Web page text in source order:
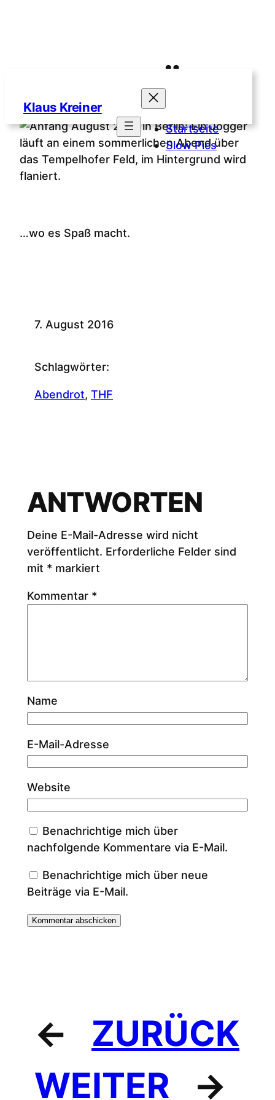
springen
Klaus Kreiner
Startseite
Slow Pics
AUS­GEFÜLLT
…wo es Spaß macht.
7. August 2016
Schlagwörter:
Abendrot, THF
ANTWORTEN
Deine E-Mail-Adresse wird nicht
veröffentlicht. Erforderliche Felder sind
mit * markiert
Kommentar *
Name
E-Mail-Adresse
Website
Benachrichtige mich über
nachfolgende Kommentare via E-Mail.
Benachrichtige mich über neue
Beiträge via E-Mail.
←
ZURÜCK
WEITER
→